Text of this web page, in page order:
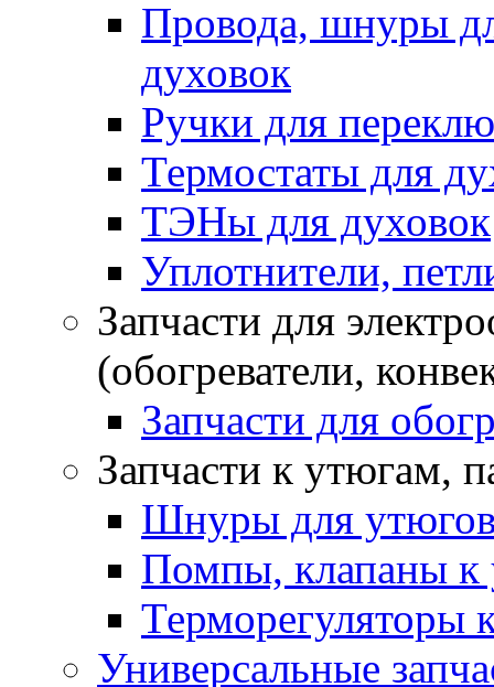
Провода, шнуры
духовок
Ручки для
Термостаты для
ТЭНы для духовок
Уплотнители,
Запчасти для
(обогреватели,
Запчасти для
Запчасти к утюгам,
Шнуры для
Помпы, клапаны к
Терморегуляторы
Универсальные